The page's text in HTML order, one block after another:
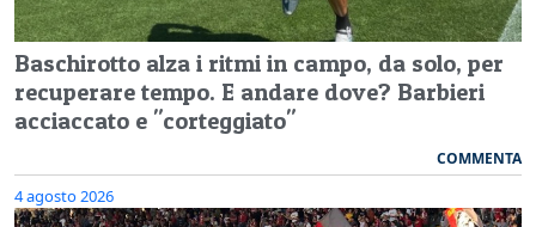
Baschirotto alza i ritmi in campo, da solo, per
recuperare tempo. E andare dove? Barbieri
acciaccato e "corteggiato"
COMMENTA
4 agosto 2026